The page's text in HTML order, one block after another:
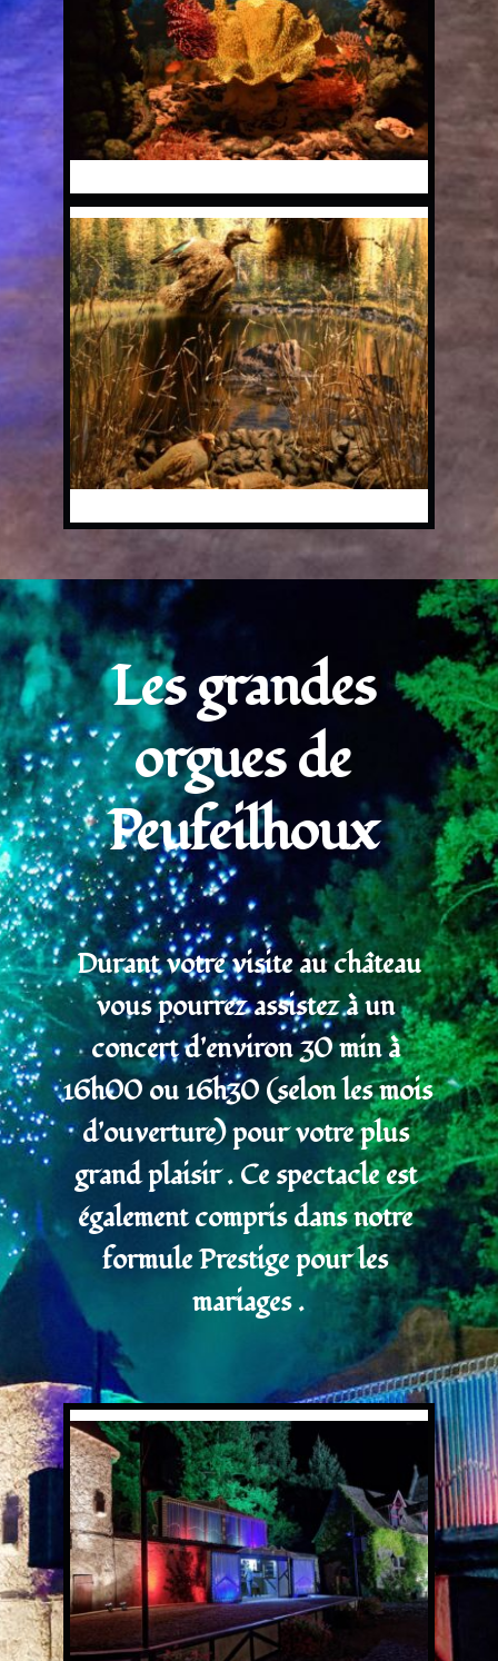
Les grandes
orgues de
Peufeilhoux
Durant votre visite au château
vous pourrez assistez à un
concert d'environ 30 min à
16h00 ou 16h30 (selon les mois
d'ouverture) pour votre plus
grand plaisir . Ce spectacle est
également compris dans notre
formule Prestige pour les
mariages .